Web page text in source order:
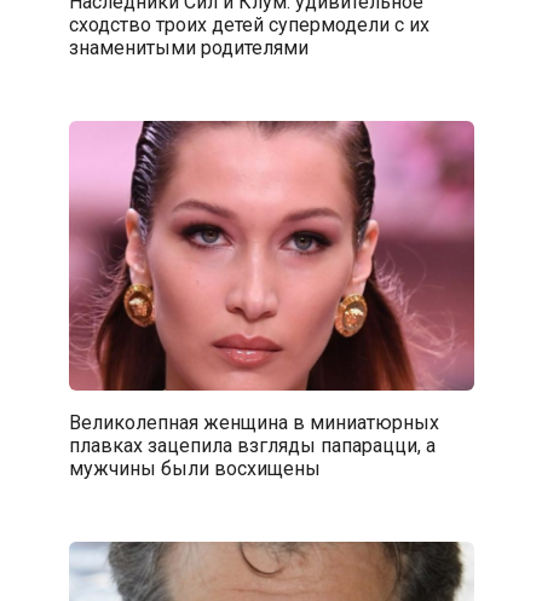
сходство троих детей супермодели с их
знаменитыми родителями
Великолепная женщина в миниатюрных
плавках зацепила взгляды папарацци, а
мужчины были восхищены